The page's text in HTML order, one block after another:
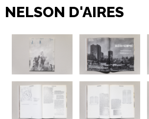
NELSON D'AIRES